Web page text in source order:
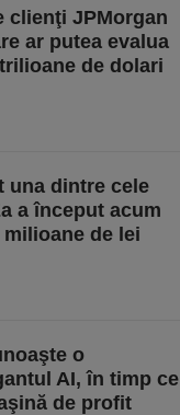
clienţi JPMorgan
ar putea evalua
de dolari
una dintre cele
a început acum
de lei
o
AI, în timp ce
de profit